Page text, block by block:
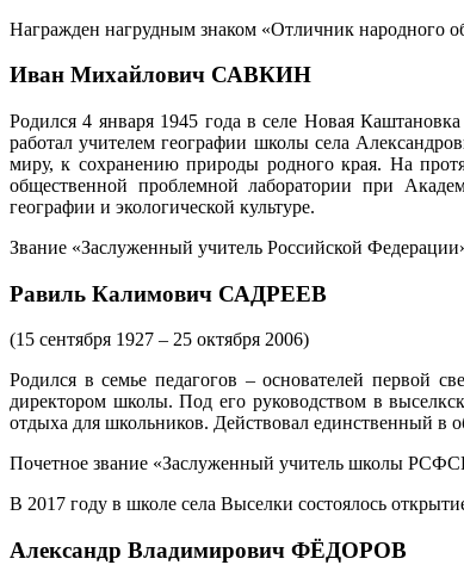
Награжден нагрудным знаком «Отличник народного
Иван Михайлович САВКИН
Родился 4 января 1945 года в селе Новая
работал учителем географии школы села
миру, к сохранению природы родного края. На
общественной проблемной лаборатории при
географии и экологической культуре.
Звание «Заслуженный учитель Российской
Равиль Калимович САДРЕЕВ
(15 сентября 1927 – 25 октября 2006)
Родился в семье педагогов – основателей первой
директором школы. Под его руководством в
отдыха для школьников. Действовал единственный в
Почетное звание «Заслуженный учитель школы
В 2017 году в школе села Выселки состоялось
Александр Владимирович ФЁДОРОВ